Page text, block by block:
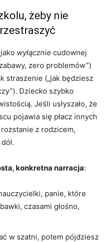
żeby nie
wyłącznie cudownej
zero problemów”)
straszenie („jak będziesz
Dziecko szybko
Jeśli usłyszało, że
pojawia się płacz innych
z rodzicem,
konkretna narracja:
panie, które
czasami głośno,
w szatni, potem pójdziesz